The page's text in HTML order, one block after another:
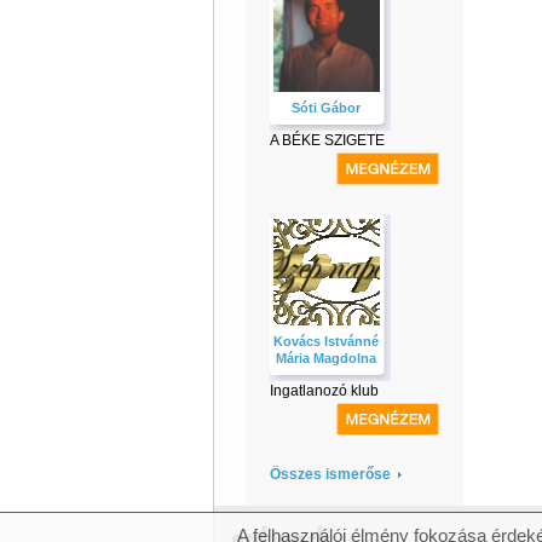
Sóti Gábor
A BÉKE SZIGETE
Kovács Istvánné
Mária Magdolna
Ingatlanozó klub
Összes ismerőse
A felhasználói élmény fokozása